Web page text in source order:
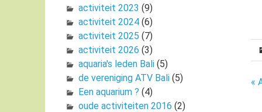
«
activiteit 2023 (9)
activiteit 2024(6)
activiteit 2025 (7)
activiteit 2026 (3)
aquaria's leden Bali(5)
de vereniging ATV Bali(5)
Een aquarium ? (4)
oude activiteiten 2016 (2)